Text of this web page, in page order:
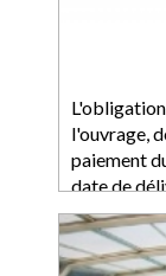
l'ouvrage,
paiement
date de